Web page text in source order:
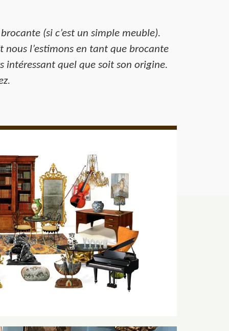
(si c’est un simple meuble).
nous l’estimons en tant que brocante
intéressant quel que soit son origine.